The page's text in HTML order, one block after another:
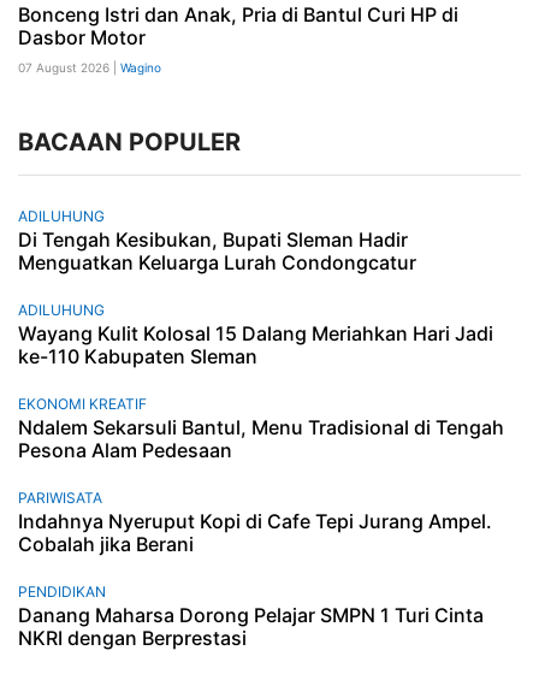
Bonceng Istri dan Anak, Pria di Bantul Curi HP di
Dasbor Motor
07 August 2026 | Wagino
BACAAN POPULER
ADILUHUNG
Di Tengah Kesibukan, Bupati Sleman Hadir
Menguatkan Keluarga Lurah Condongcatur
ADILUHUNG
Wayang Kulit Kolosal 15 Dalang Meriahkan Hari Jadi
ke-110 Kabupaten Sleman
EKONOMI KREATIF
Ndalem Sekarsuli Bantul, Menu Tradisional di Tengah
Pesona Alam Pedesaan
PARIWISATA
Indahnya Nyeruput Kopi di Cafe Tepi Jurang Ampel.
Cobalah jika Berani
PENDIDIKAN
Danang Maharsa Dorong Pelajar SMPN 1 Turi Cinta
NKRI dengan Berprestasi